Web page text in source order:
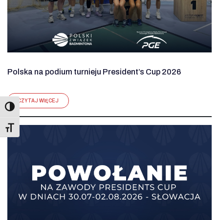
Toggle Font size
Polska na podium turnieju President’s Cup 2026
CZYTAJ WIĘCEJ